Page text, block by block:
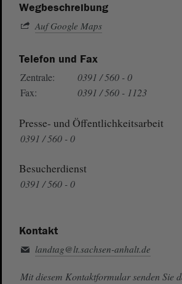
Wegbeschreibung
Auf Google Maps
Telefon und Fax
Zentrale:
0391 / 560 - 0
Fax:
0391 / 560 - 1123
Presse- und Öffentlichkeitsarbeit
0391 / 560 - 0
Besucherdienst
0391 / 560 - 0
Kontakt
landtag@lt.sachsen-anhalt.de
Mit diesem Kontaktformular senden Sie